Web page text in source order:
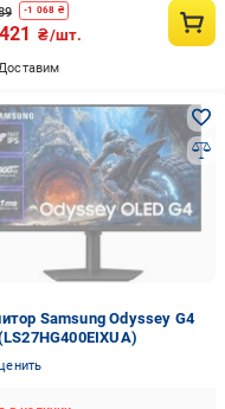
-1 068 ₴
₴/шт.
Доставим
Samsung Odyssey G4